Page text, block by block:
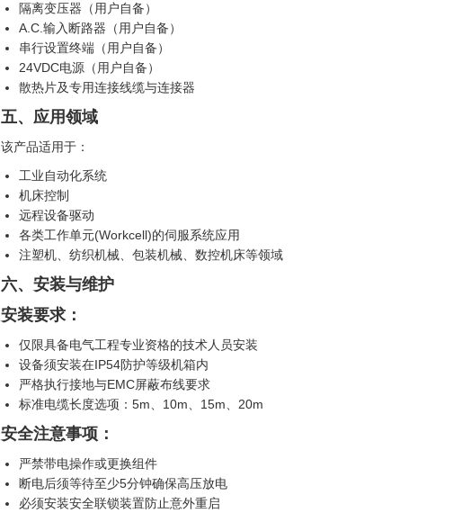
隔离变压器（用户自备）
A.C.输入断路器（用户自备）
串行设置终端（用户自备）
24VDC电源（用户自备）
散热片及专用连接线缆与连接器
五、应用领域
该产品适用于：
工业自动化系统
机床控制
远程设备驱动
各类工作单元(Workcell)的伺服系统应用
注塑机、纺织机械、包装机械、数控机床等领域
六、安装与维护
安装要求：
仅限具备电气工程专业资格的技术人员安装
设备须安装在IP54防护等级机箱内
严格执行接地与EMC屏蔽布线要求
标准电缆长度选项：5m、10m、15m、20m
安全注意事项：
严禁带电操作或更换组件
断电后须等待至少5分钟确保高压放电
必须安装安全联锁装置防止意外重启